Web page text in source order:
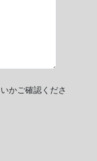
かご確認くださ